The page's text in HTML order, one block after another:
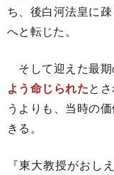
ち、後白河法皇に
へと転じた。
そして迎えた最
よう命じられたと
うよりも、当時の
きる。
『東大教授がおし